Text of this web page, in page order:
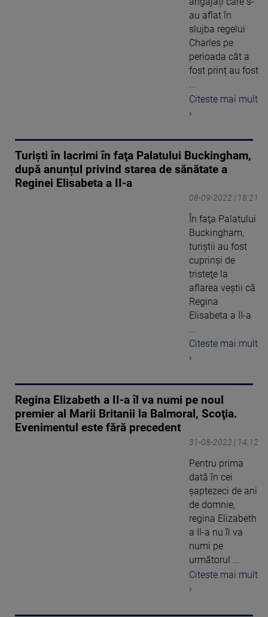
au aflat în
slujba regelui
Charles pe
perioada cât a
fost prinț au fost
...
Citeste mai mult
›
Turişti în lacrimi în faţa Palatului Buckingham,
după anunțul privind starea de sănătate a
Reginei Elisabeta a II-a
08-09-2022 | 18:21
În faţa Palatului
Buckingham,
turiştii au fost
cuprinşi de
tristeţe la
aflarea veştii că
Regina
Elisabeta a II-a
Citeste mai mult
›
Regina Elizabeth a II-a îl va numi pe noul
premier al Marii Britanii la Balmoral, Scoţia.
Evenimentul este fără precedent
31-08-2022 | 14:12
Pentru prima
dată în cei
şaptezeci de ani
de domnie,
regina Elizabeth
a II-a nu îl va
numi pe
următorul ...
Citeste mai mult
›